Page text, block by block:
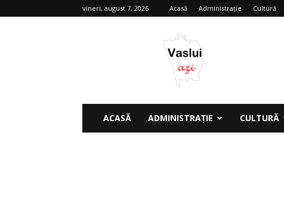
vineri, august 7, 2026 Acasă Administrație Cultură
ACASĂ ADMINISTRAȚIE CULTURĂ